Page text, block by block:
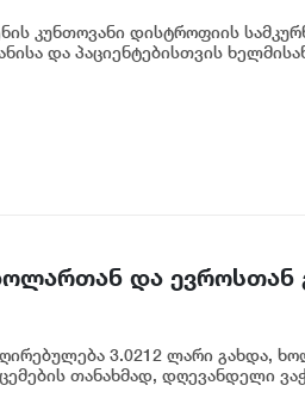
კუნთოვანი დისტროფიის
და პაციენტებისთვის
და ევროსთან
3.0212 ლარი გახდა,
თანახმად, დღევანდელი